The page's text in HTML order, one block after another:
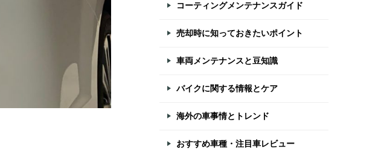
コーティングメンテナンスガイド
売却時に知っておきたいポイント
車両メンテナンスと豆知識
バイクに関する情報とケア
海外の車事情とトレンド
おすすめ車種・注目車レビュー